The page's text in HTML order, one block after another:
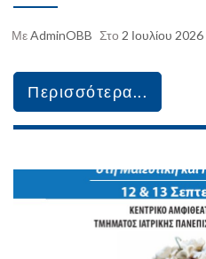
ΜεAdminOBB Στο 2 Ιουλίου 2026
Περισσότερα...